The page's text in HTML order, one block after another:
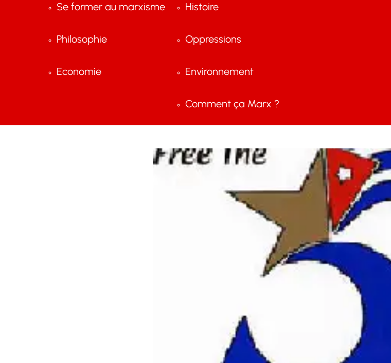
Se former au marxisme
Philosophie
Economie
Histoire
Oppressions
Environnement
Comment ça Marx ?